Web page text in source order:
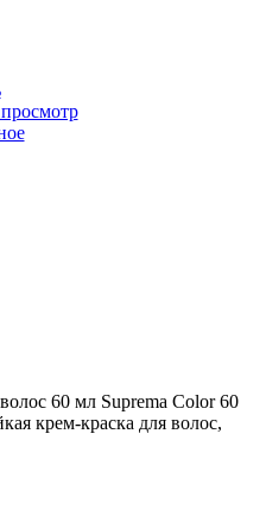
60 мл Suprema Color 60
крем-краска для волос,